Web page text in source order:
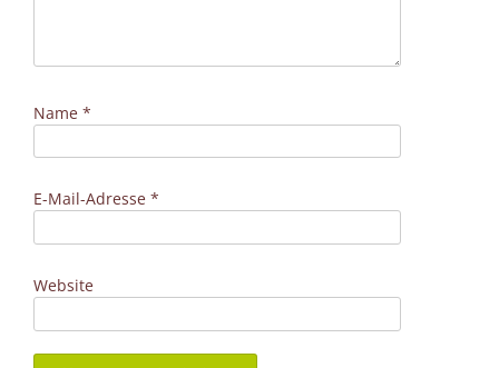
Name *
E-Mail-Adresse *
Website